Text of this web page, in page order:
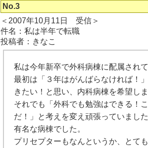
No.3
＜2007年10月11日 受信＞
件名：私は半年で転職
投稿者：きなこ
私は今年新卒で外科病棟に配属され
最初は「３年はがんばらなければ！
きたい！と思い、内科病棟を希望し
それでも「外科でも勉強はできる！
だ！」と考えを変え頑張っていまし
有名な病棟でした。
プリセプターもなんというか、とて